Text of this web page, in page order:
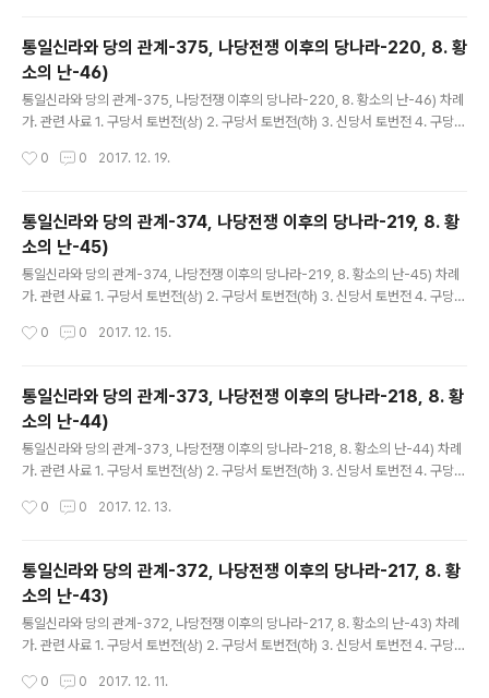
통일신라와 당의 관계-375, 나당전쟁 이후의 당나라-220, 8. 황
소의 난-46)
통일신라와 당의 관계-375, 나당전쟁 이후의 당나라-220, 8. 황소의 난-46) 차례
가. 관련 사료 1. 구당서 토번전(상) 2. 구당서 토번전(하) 3. 신당서 토번전 4. 구당서
9. 신당서 거란전 10. 구당서 발해전 11. 신당서..
0 0 2017. 12. 19.
통일신라와 당의 관계-374, 나당전쟁 이후의 당나라-219, 8. 황
소의 난-45)
통일신라와 당의 관계-374, 나당전쟁 이후의 당나라-219, 8. 황소의 난-45) 차례
가. 관련 사료 1. 구당서 토번전(상) 2. 구당서 토번전(하) 3. 신당서 토번전 4. 구당서
9. 신당서 거란전 10. 구당서 발해전 11. 신당서..
0 0 2017. 12. 15.
통일신라와 당의 관계-373, 나당전쟁 이후의 당나라-218, 8. 황
소의 난-44)
통일신라와 당의 관계-373, 나당전쟁 이후의 당나라-218, 8. 황소의 난-44) 차례
가. 관련 사료 1. 구당서 토번전(상) 2. 구당서 토번전(하) 3. 신당서 토번전 4. 구당서
9. 신당서 거란전 10. 구당서 발해전 11. 신당서..
0 0 2017. 12. 13.
통일신라와 당의 관계-372, 나당전쟁 이후의 당나라-217, 8. 황
소의 난-43)
통일신라와 당의 관계-372, 나당전쟁 이후의 당나라-217, 8. 황소의 난-43) 차례
가. 관련 사료 1. 구당서 토번전(상) 2. 구당서 토번전(하) 3. 신당서 토번전 4. 구당서
9. 신당서 거란전 10. 구당서 발해전 11. 신당서..
0 0 2017. 12. 11.